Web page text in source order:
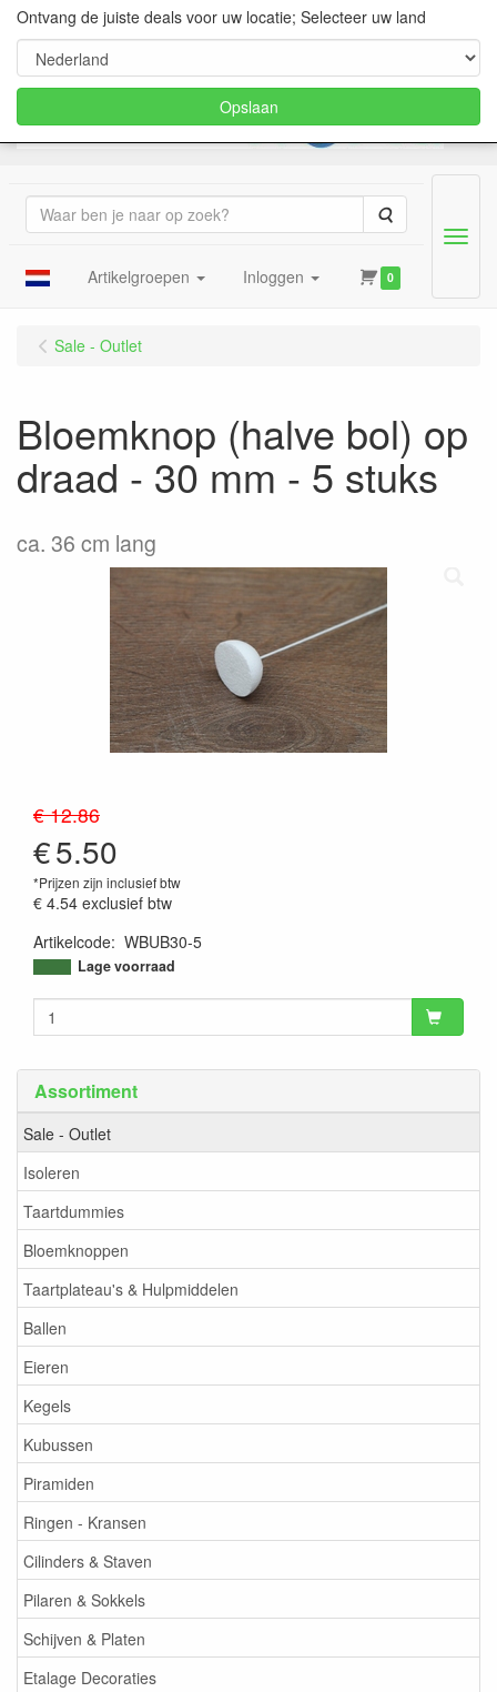
Zoeken
Artikelgroepen Inloggen 0
Menu
Assortiment
Sale - Outlet
Isoleren
Taartdummies
Bloemknoppen
Taartplateau's & Hulpmiddelen
Ballen
Eieren
Kegels
Kubussen
Piramiden
Ringen - Kransen
Cilinders & Staven
Pilaren & Sokkels
Schijven & Platen
Etalage Decoraties
Sale - Outlet
Bloemknop (halve bol) op
draad - 30 mm - 5 stuks
ca. 36 cm lang
€ 12.86
€5.50
*Prijzen zijn inclusief btw
€ 4.54 exclusief btw
Artikelcode: WBUB30-5
9501865291936
Lage voorraad
Ontvang de juiste deals voor uw locatie; Selecteer uw land
Opslaan